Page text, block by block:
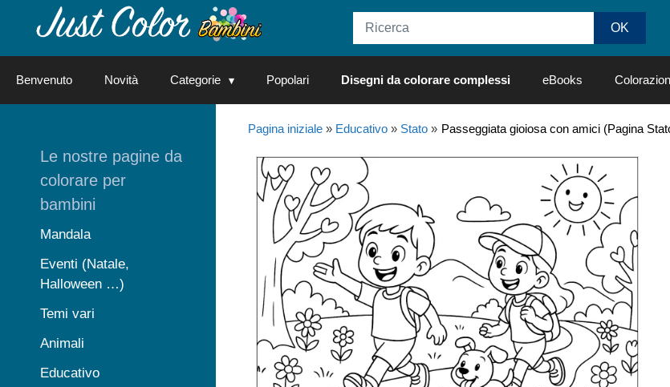
Benvenuto Novità Categorie Popolari Disegni da colorare complessi eBooks
Pagina iniziale» Educativo» Stato» Passeggiata gioiosa con amici (Pagina
Le nostre pagine da
colorare per
bambini
Mandala
Eventi (Natale,
Halloween …)
Temi vari
Animali
Educativo